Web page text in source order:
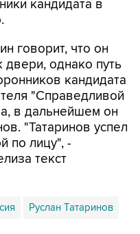
говорит, что он
кандидата
"Справедливой
в дальнейшем он
"Татаринов успел
по лицу", -
текст